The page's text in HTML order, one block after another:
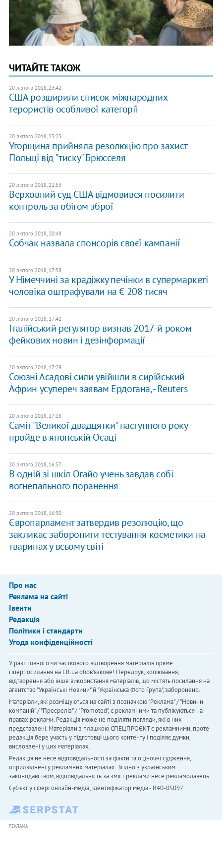
ЧИТАЙТЕ ТАКОЖ
20 лютого 2018, 23:42
США розширили список міжнародних
терористів особливої категорії
20 лютого 2018, 23:23
Угорщина прийняла резолюцію про захист
Польщі від "тиску" Брюсселя
20 лютого 2018, 21:53
Верховний суд США відмовився посилити
контроль за обігом зброї
20 лютого 2018, 20:48
Собчак назвала спонсорів своєї кампанії
20 лютого 2018, 17:58
У Німеччині за крадіжку печінки в супермаркеті
чоловіка оштрафували на € 208 тисяч
20 лютого 2018, 17:42
Італійський регулятор визнав 2017-й роком
фейкових новин і дезінформації
20 лютого 2018, 17:29
Союзні Асадові сили увійшли в сирійський
Африн усупереч заявам Ердогана, - Reuters
20 лютого 2018, 17:15
Саміт "Великої двадцятки" наступного року
пройде в японській Осаці
20 лютого 2018, 16:57
В одній зі шкіл Огайо учень завдав собі
вогнепального поранення
20 лютого 2018, 16:30
Європарламент затвердив резолюцію, що
закликає заборонити тестування косметики на
тваринах у всьому світі
Про нас
Реклама на сайті
Івенти
Редакція
Політики і стандарти
Угода конфіденційності
У разі повного чи часткового відтворення матеріалів пряме
гіперпосилання на LB.ua обов'язкове! Передрук, копіювання,
відтворення або інше використання матеріалів, що містять посилання на
агентство "Українськi Новини" й "Українська Фото Група", заборонено.
Матеріали, які розміщуються на сайті з позначкою "Реклама" / "Новини
компаній" / "Пресреліз" / "Promoted", є рекламними та публікуються на
правах реклами. Редакція може не поділяти погляди, які в них
представлені. Матеріали з плашкою СПЕЦПРОЄКТ є рекламними, проте
редакція бере участь у підготовці цього контенту і поділяє думки,
висловлені у цих матеріалах.
Редакція не несе відповідальності за факти та оціночні судження,
оприлюднені у рекламних матеріалах. Згідно з українським
законодавством, відповідальність за зміст реклами несе рекламодавець.
Cуб'єкт у сфері онлайн-медіа; ідентифікатор медіа - R40-05097
РЕКЛАМА